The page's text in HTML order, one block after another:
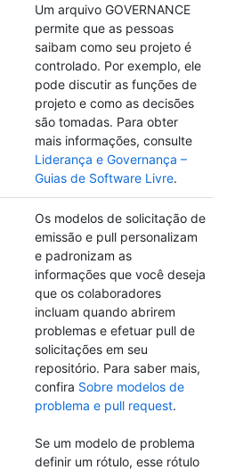
Um arquivo GOVERNANCE
permite que as pessoas
saibam como seu projeto é
controlado. Por exemplo, ele
pode discutir as funções de
projeto e como as decisões
são tomadas. Para obter
mais informações, consulte
Liderança e Governança –
Guias de Software Livre.
Os modelos de solicitação de
emissão e pull personalizam
e padronizam as
informações que você deseja
que os colaboradores
incluam quando abrirem
problemas e efetuar pull de
solicitações em seu
repositório. Para saber mais,
confira Sobre modelos de
problema e pull request.
Se um modelo de problema
definir um rótulo, esse rótulo